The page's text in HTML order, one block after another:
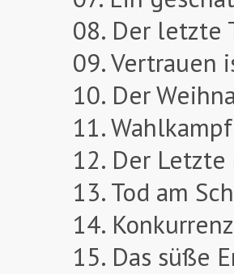
08. Der letzte
09. Vertrauen
10. Der
11.
12. Der
13. Tod am
14.
15. Das süße